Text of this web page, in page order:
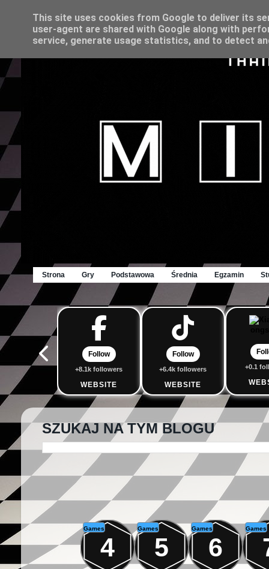
Strona Gry Podstawowa Średnia Egzamin
Follow
+8.1k followers
WEBSITE
Follow
+6.4k followers
WEBSITE
+0.1
SZUKAJ NA TYM BLOGU
Games
4
Games
5
Games
6
Games
This site uses cookies from Google to deliver its
user-agent are shared with Google along with
service, generate usage statistics, and to detect